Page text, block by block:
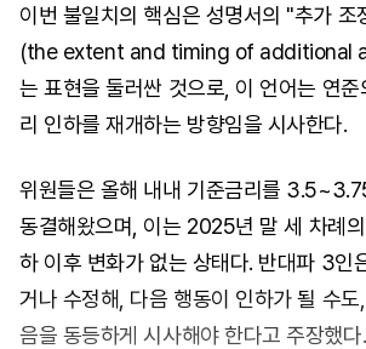
이번 불일치의 핵심은 성명서의 "추가 조
(the extent and timing of additional
는 표현을 둘러싼 것으로, 이 언어는 연
리 인하를 재개하는 방향임을 시사한다.
위원들은 올해 내내 기준금리를
동결해왔으며, 이는 2025년 말 세 차례
하 이후 변화가 없는 상태다. 반대파 3인
거나 수정해, 다음 행동이 인하가 될 수
음을 동등하게 시사해야 한다고 주장했다.